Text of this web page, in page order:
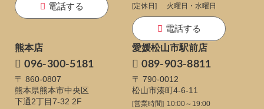
電話する
[定休日]
火曜日・水曜日
電話する
熊本店
096-300-5181
〒 860-0807
熊本県熊本市中央区
下通2丁目7-32 2F
愛媛松山市駅前店
089-903-8811
〒 790-0012
松山市湊町4-6-11
[営業時間] 10:00～19:00